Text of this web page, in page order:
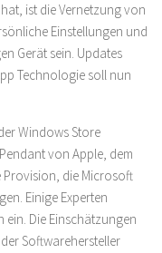
ist die Vernetzung von
Einstellungen und
Gerät sein. Updates
Technologie soll nun
Windows Store
von Apple, dem
Provision, die Microsoft
Einige Experten
Die Einschätzungen
Softwarehersteller